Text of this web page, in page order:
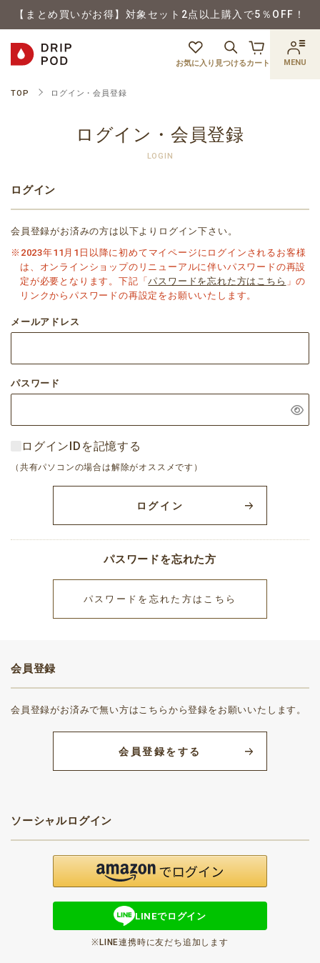
【まとめ買いがお得】対象セット2点以上購入で5％OFF！
お気に入り 見つけるカート MENU
TOP ログイン・会員登録
ログイン・会員登録
LOGIN
ログイン
会員登録がお済みの方は以下よりログイン下さい。
※2023年11月1日以降に初めてマイページにログインされるお客様
は、オンラインショップのリニューアルに伴いパスワードの再設
定が必要となります。下記「パスワードを忘れた方はこちら 」の
リンクからパスワードの再設定をお願いいたします。
メールアドレス
パスワード
ログインIDを記憶する
（共有パソコンの場合は解除がオススメです）
ログイン
パスワードを忘れた方
パスワードを忘れた方はこちら
会員登録
会員登録がお済みで無い方はこちらから登録をお願いいたします。
会員登録をする
ソーシャルログイン
LINEでログイン
※LINE連携時に友だち追加します